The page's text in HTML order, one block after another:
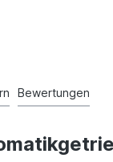
Bewertungen